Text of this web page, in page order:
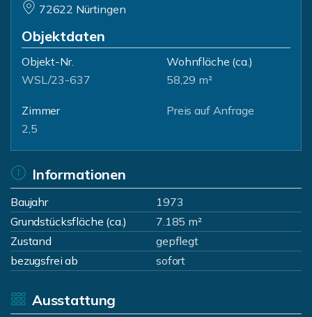
72622 Nürtingen
Objektdaten
Objekt-Nr.
WSL/23-637
Wohnfläche (ca.)
58,29 m²
Zimmer
2,5
Preis auf Anfrage
Informationen
Baujahr
1973
Grundstücksfläche (ca.)
7.185 m²
Zustand
gepflegt
bezugsfrei ab
sofort
Ausstattung